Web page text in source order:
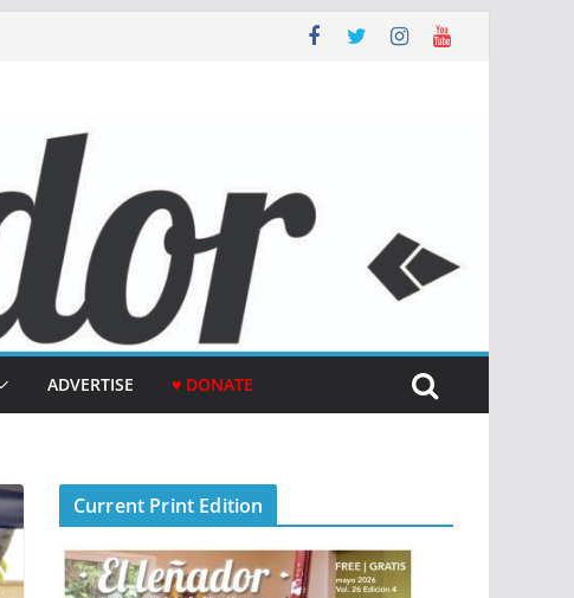
ADVERTISE ♥ DONATE
Current Print Edition